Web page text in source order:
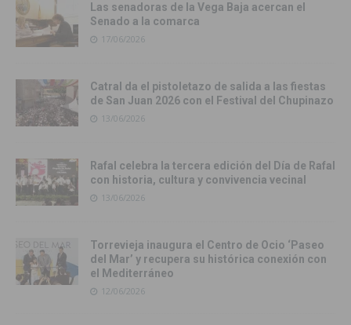
Las senadoras de la Vega Baja acercan el
Senado a la comarca
17/06/2026
Catral da el pistoletazo de salida a las fiestas
de San Juan 2026 con el Festival del Chupinazo
13/06/2026
Rafal celebra la tercera edición del Día de Rafal
con historia, cultura y convivencia vecinal
13/06/2026
Torrevieja inaugura el Centro de Ocio ‘Paseo
del Mar’ y recupera su histórica conexión con
el Mediterráneo
12/06/2026